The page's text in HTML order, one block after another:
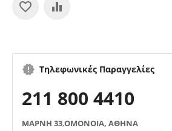
Τηλεφωνικές Παραγγελίες
211 800 4410
ΜΑΡΝΗ 33,ΟΜΟΝΟΙΑ, ΑΘΗΝΑ